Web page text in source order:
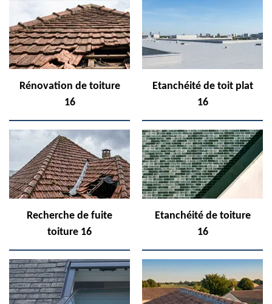
Rénovation de toiture
16
Etanchéité de toit plat
16
Recherche de fuite
toiture 16
Etanchéité de toiture
16